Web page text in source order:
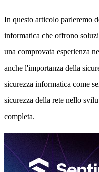
In questo articolo parleremo
informatica che offrono
una comprovata esperienza
anche l'importanza della
sicurezza informatica come
sicurezza della rete nello
completa.